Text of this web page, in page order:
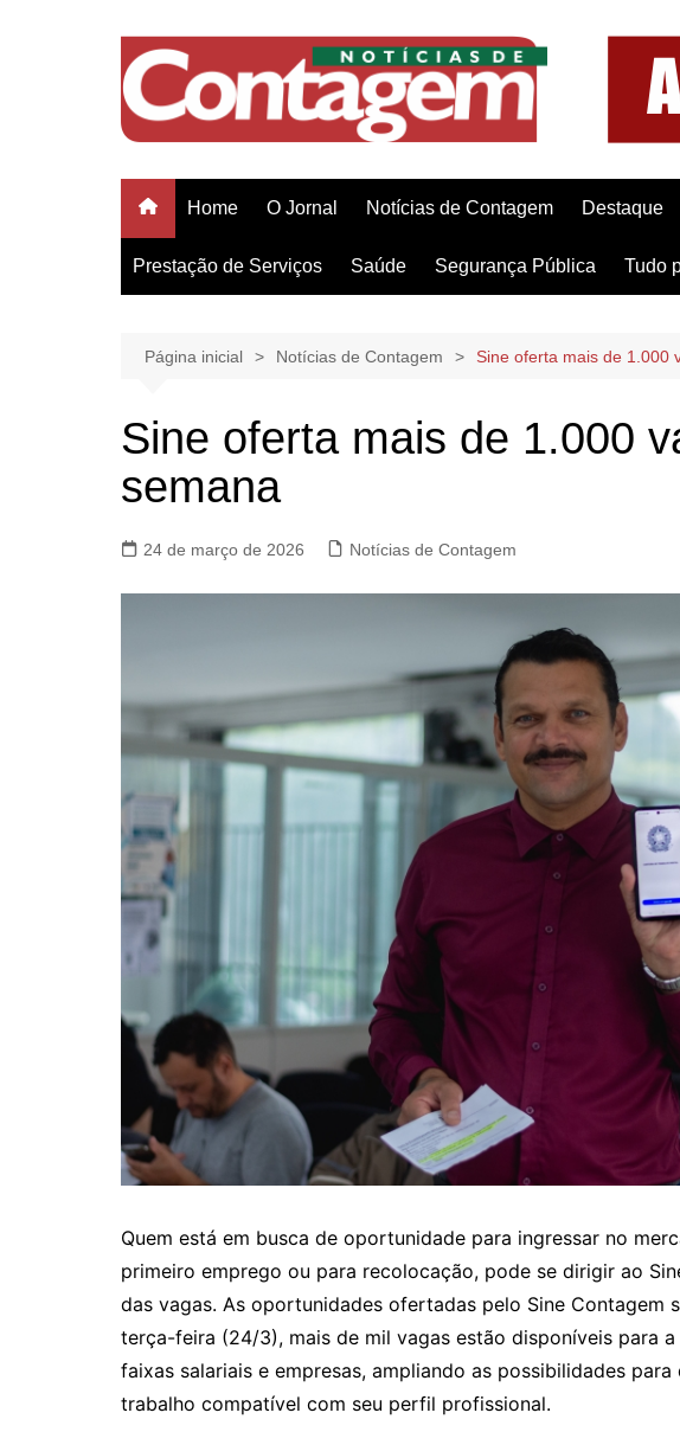
Home O Jornal Notícias de Contagem Destaque
Prestação de Serviços Saúde Segurança Pública Tudo
Página inicial Notícias de Contagem Sine oferta mais de 1.000
Sine oferta mais de 1.000
semana
24 de março de 2026 Notícias de Contagem
Quem está em busca de oportunidade para ingressar no
primeiro emprego ou para recolocação, pode se dirigir ao
das vagas. As oportunidades ofertadas pelo Sine Contagem
terça-feira (24/3), mais de mil vagas estão disponíveis para
faixas salariais e empresas, ampliando as possibilidades
trabalho compatível com seu perfil profissional.